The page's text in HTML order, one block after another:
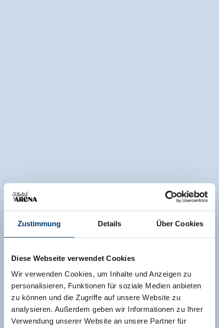
Zustimmung Details Über Cookies
Diese Webseite verwendet Cookies
Wir verwenden Cookies, um Inhalte und Anzeigen zu
personalisieren, Funktionen für soziale Medien anbieten
zu können und die Zugriffe auf unsere Website zu
analysieren. Außerdem geben wir Informationen zu Ihrer
Verwendung unserer Website an unsere Partner für